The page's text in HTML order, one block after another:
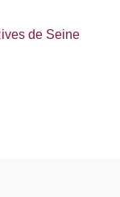
de Seine